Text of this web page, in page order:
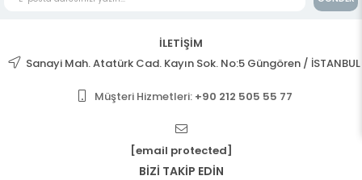
İLETİŞİM
Sanayi Mah. Atatürk Cad. Kayın Sok. No:5 Güngören / İSTANBUL
Müşteri Hizmetleri: +90 212 505 55 77
[email protected]
BİZİ TAKİP EDİN